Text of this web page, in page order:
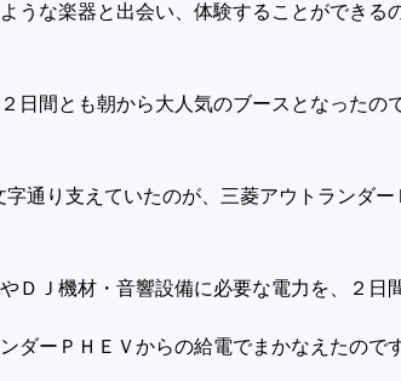
うな楽器と出会い、体験することができる
日間とも朝から大人気のブースとなったの
字通り支えていたのが、三菱アウトランダー
Ｊ機材・音響設備に必要な電力を、２日間
ダーＰＨＥＶからの給電でまかなえたのです